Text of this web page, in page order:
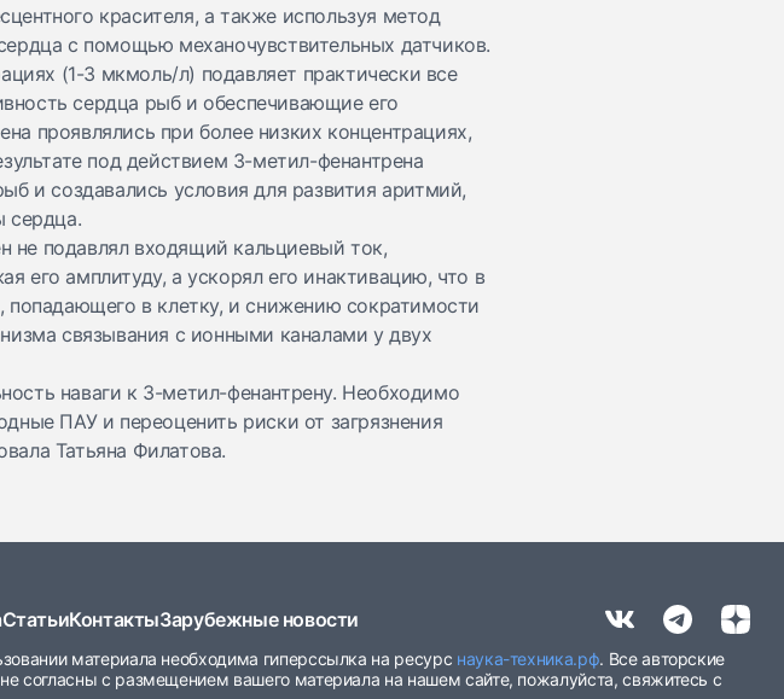
красителя, а также используя метод
с помощью механочувствительных датчиков.
(1-3 мкмоль/л) подавляет практически все
сердца рыб и обеспечивающие его
проявлялись при более низких концентрациях,
под действием 3-метил-фенантрена
и создавались условия для развития аритмий,
сердца.
не подавлял входящий кальциевый ток,
его амплитуду, а ускорял его инактивацию, что в
в клетку, и снижению сократимости
связывания с ионными каналами у двух
наваги к 3-метил-фенантрену. Необходимо
ПАУ и переоценить риски от загрязнения
Татьяна Филатова.
СтатьиКонтактыЗарубежные новости
материала необходима гиперссылка на ресурс наука-техника.рф. Все авторские
согласны с размещением вашего материала на нашем сайте, пожалуйста, свяжитесь с